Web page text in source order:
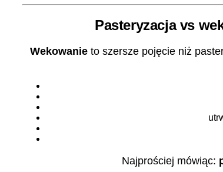
Pasteryzacja vs
Wekowanie to szersze pojęcie niż
Najprościej mówiąc: